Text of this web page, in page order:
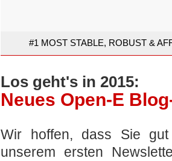
#1 MOST STABLE, ROBUST &
Los geht's in 2015:
Neues Open-E
Wir hoffen, dass Sie
unserem ersten